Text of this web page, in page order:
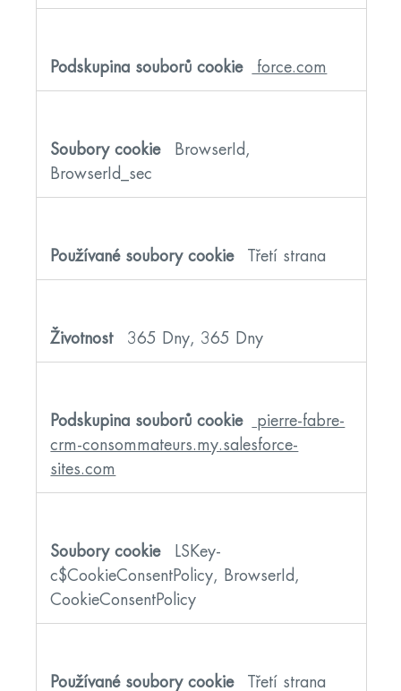
force.com
BrowserId,
BrowserId_sec
Třetí strana
365 Dny, 365 Dny
pierre-fabre-
crm-consommateurs.my.salesforce-
sites.com
LSKey-
c$CookieConsentPolicy, BrowserId,
CookieConsentPolicy
Třetí strana